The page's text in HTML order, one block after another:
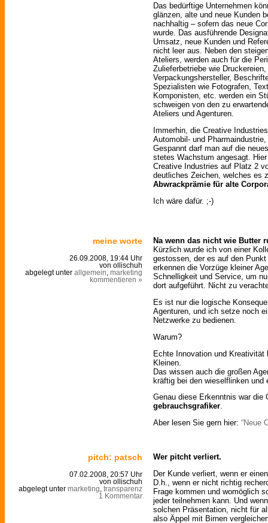
Das bedürftige Unternehmen
glänzen, alte und neue Kunden
nachhaltig – sofern das neue
wurde. Das ausführende
Umsatz, neue Kunden und
nicht leer aus. Neben den
Ateliers, werden auch für die
Zulieferbetriebe wie
Verpackungshersteller,
Spezialisten wie Fotografen,
Komponisten, etc. werden ein
schweigen von den zu
Ateliers und Agenturen.
Immerhin, die Creative
Automobil- und
Gespannt darf man auf die
stetes Wachstum angesagt.
Creative Industries auf Platz 2
deutliches Zeichen, welches es
Abwrackprämie für alte
Ich wäre dafür. ;-)
meine worte
26.09.2008, 19:44 Uhr
von ollischuh
abgelegt unter allgemein marketing
kommentieren »
Na wenn das nicht wie Butter
Kürzlich wurde ich von einer
gestossen, der es auf den
erkennen die Vorzüge kleiner
Schnelligkeit und Service, um
dort aufgeführt. Nicht zu
Es ist nur die logische
Agenturen, und ich setze noch
Netzwerke zu bedienen.
Warum?
Echte Innovation und
Kleinen.
Das wissen auch die großen
kräftig bei den wieselflinken und
Genau diese Erkenntnis war die
gebrauchsgrafiker.
Aber lesen Sie gern hier: “Neue
pitch: patsch
07.02.2008, 20:57 Uhr
von ollischuh
abgelegt unter marketing transparenz
1 Kommentar
Wer pitcht verliert.
Der Kunde verliert, wenn er
D.h., wenn er nicht richtig
Frage kommen und womöglich
jeder teilnehmen kann. Und
solchen Präsentation, nicht für
also Äppel mit Birnen